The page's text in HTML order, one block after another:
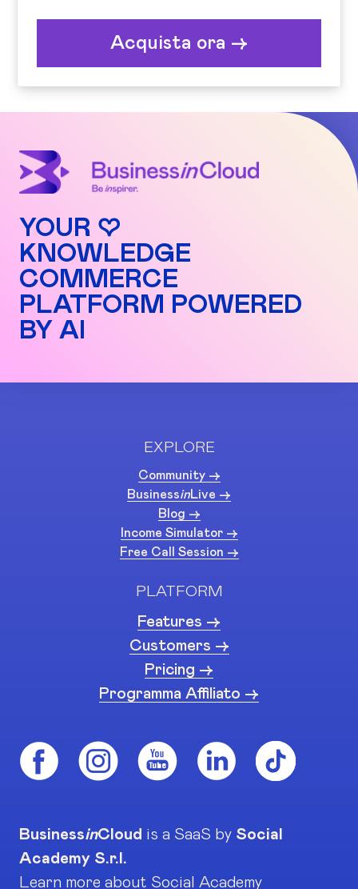
Acquista ora ->
YOUR ♡
KNOWLEDGE
COMMERCE
PLATFORM POWERED
BY AI
EXPLORE
Community ->
BusinessinLive ->
Blog ->
Income Simulator ->
Free Call Session ->
PLATFORM
Features ->
Customers ->
Pricing ->
Programma Affiliato ->
BusinessinCloud is a SaaS by Social
Academy S.r.l.
Learn more about Social Academy